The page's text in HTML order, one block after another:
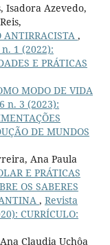
Isadora Azevedo,
ANTIRRACISTA ,
1 (2022):
E PRÁTICAS
MODO DE VIDA
n. 3 (2023):
DE MUNDOS
Ana Paula
E PRÁTICAS
OS SABERES
, Revista
CURRÍCULO:
Claudia Uchôa